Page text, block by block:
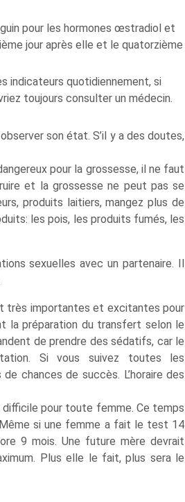
pour les hormones œstradiol et
jour après elle et le quatorzième
indicateurs quotidiennement, si
toujours consulter un médecin.
son état. S’il y a des doutes,
pour la grossesse, il ne faut
et la grossesse ne peut pas se
produits laitiers, mangez plus de
les pois, les produits fumés, les
sexuelles avec un partenaire. Il
très importantes et excitantes pour
la préparation du transfert selon le
de prendre des sédatifs, car le
Si vous suivez toutes les
chances de succès. L’horaire des
difficile pour toute femme. Ce temps
si une femme a fait le test 14
9 mois. Une future mère devrait
Plus elle le fait, plus sera le